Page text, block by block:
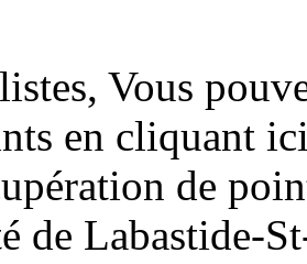
Vous
en cliquant
de
de Labastide-